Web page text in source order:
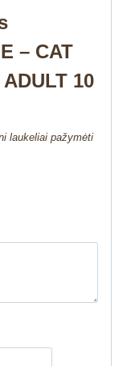
– CAT
10
laukeliai pažymėti